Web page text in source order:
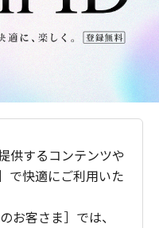
供するコンテンツや
で快適にご利用いた
お客さま］では、